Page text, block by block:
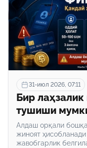
31-июл 2026, 07:11
Бир
тушиши
қандай
Алдаш орқали
жиноят
жавобгарлик